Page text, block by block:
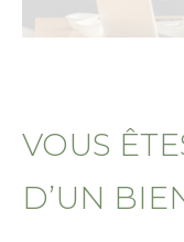
VOUS
D’UN